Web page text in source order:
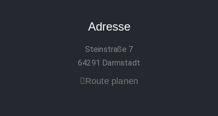
Adresse
Steinstraße 7
64291 Darmstadt
Route planen